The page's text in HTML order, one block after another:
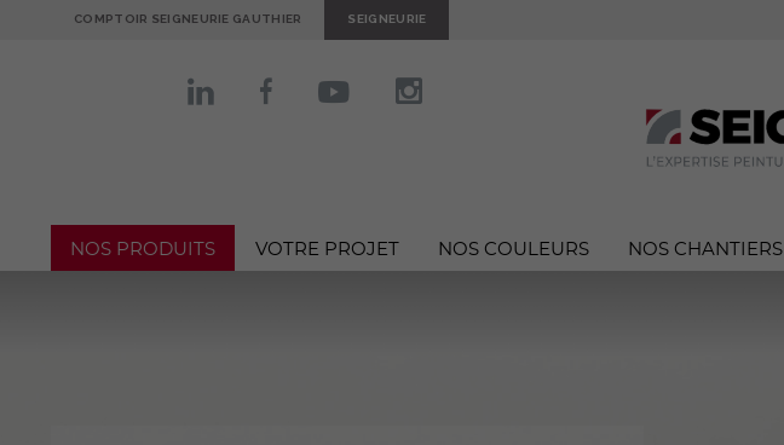
COMPTOIR SEIGNEURIE GAUTHIER SEIGNEURIE
NOS PRODUITS VOTRE PROJET NOS COULEURS NOS CHANTIERS